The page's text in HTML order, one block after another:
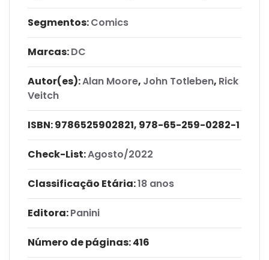
Segmentos:Comics
Marcas:DC
Autor(es):Alan Moore, John Totleben, Rick
Veitch
ISBN:9786525902821, 978-65-259-0282-1
Check-List:Agosto/2022
Classificação Etária:18 anos
Editora:Panini
Número de páginas: 416